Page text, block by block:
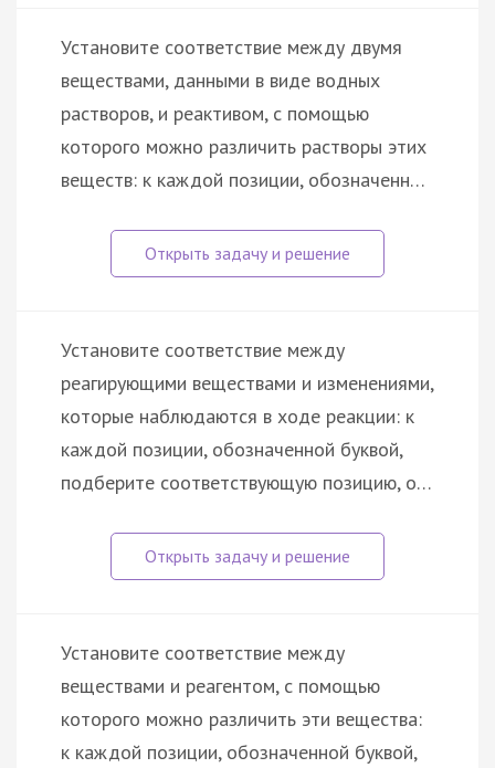
Установите соответствие между двумя
веществами, данными в виде водных
растворов, и реактивом, с помощью
которого можно различить растворы этих
веществ: к каждой позиции, обозначенн…
Установите соответствие между
реагирующими веществами и изменениями,
которые наблюдаются в ходе реакции: к
каждой позиции, обозначенной буквой,
подберите соответствующую позицию, о…
Установите соответствие между
веществами и реагентом, c помощью
которого можно различить эти вещества:
к каждой позиции, обозначенной буквой,